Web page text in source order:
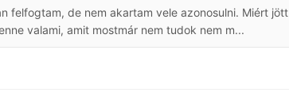
felfogtam, de nem akartam vele azonosulni. Miért jött
valami, amit mostmár nem tudok nem m...